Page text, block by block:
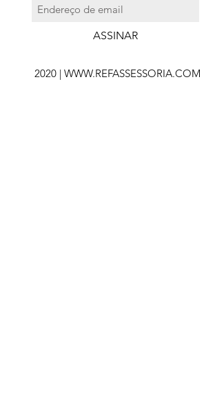
ASSINAR
2020 | WWW.REFASSESSORIA.COM